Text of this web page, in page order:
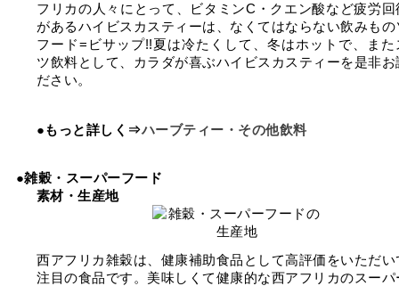
フリカの人々にとって、ビタミンC・クエン酸など疲労回
があるハイビスカスティーは、なくてはならない飲みも
フード=ビサップ!!夏は冷たくして、冬はホットで、また
ツ飲料として、カラダが喜ぶハイビスカスティーを是非
ださい。
●もっと詳しく⇒ハーブティー・その他飲料
●雑穀・スーパーフード
素材・生産地
西アフリカ雑穀は、健康補助食品として高評価をいただ
注目の食品です。美味しくて健康的な西アフリカのスー